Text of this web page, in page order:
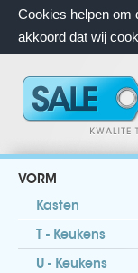
Cookies helpen om
akkoord dat wij
VORM
Kasten
T - Keukens
U - Keukens